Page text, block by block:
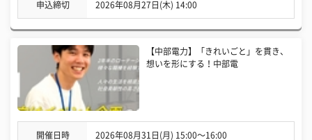
申込締切 2026年08月27日(木) 14:00
【中部電力】「きれいごと」を貫き、
想いを形にする！中部電
開催日時 2026年08月31日(月) 15:00〜16:00